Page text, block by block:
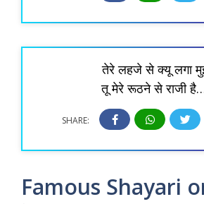
तेरे लहजे से क्यू लगा
तू मेरे रूठने से राजी
SHARE:
Famous Shayari